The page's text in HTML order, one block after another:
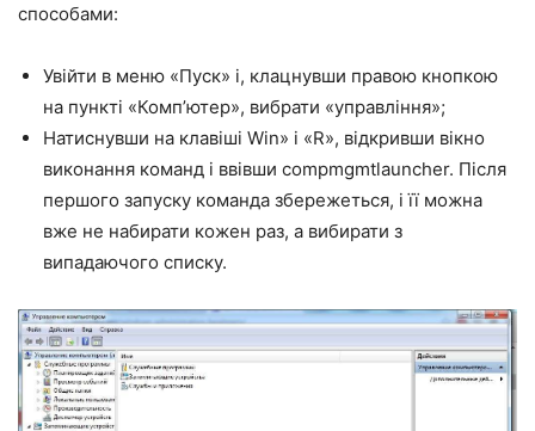
способами:
Увійти в меню «Пуск» і, клацнувши правою кнопкою
на пункті «Комп’ютер», вибрати «управління»;
Натиснувши на клавіші Win» і «R», відкривши вікно
виконання команд і ввівши compmgmtlauncher. Після
першого запуску команда збережеться, і її можна
вже не набирати кожен раз, а вибирати з
випадаючого списку.